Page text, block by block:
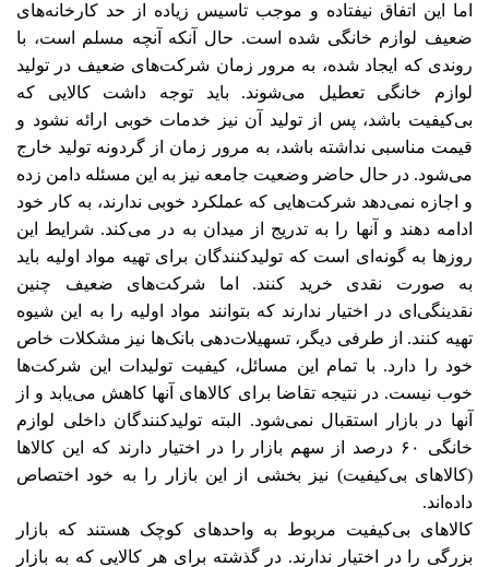
اما این اتفاق نیفتاده و موجب تاسیس زیاده از حد کارخانه‌های‌‌
ضعیف لوازم خانگی شده است. حال آنکه آنچه مسلم است، با
روندی که ایجاد شده، به مرور زمان شرکت‌های‌‌ ضعیف در تولید
لوازم خانگی تعطیل می‌‌‌شوند. باید توجه داشت کالایی که
بی‌کیفیت باشد، پس از تولید آن نیز خدمات خوبی ارائه نشود و
قیمت مناسبی نداشته باشد، به مرور زمان از گردونه تولید خارج
می‌‌‌شود. در حال حاضر وضعیت جامعه نیز به این مسئله دامن زده
و اجازه نمی‌دهد شرکت‌هایی که عملکرد خوبی ندارند، به کار خود
ادامه دهند و آنها را به تدریج از میدان به در می‌‌‌کند. شرایط این
روزها به گونه‌ای است که تولیدکنندگان برای تهیه مواد اولیه باید
به صورت نقدی خرید کنند. اما شرکت‌های‌‌ ضعیف چنین
نقدینگی‌ای در اختیار ندارند که بتوانند مواد اولیه را به این شیوه
تهیه کنند. از طرفی دیگر، تسهیلات‌دهی بانک‌ها ‌‌نیز مشکلات خاص
خود را دارد. با تمام این مسائل، کیفیت تولیدات این شرکت‌ها
خوب نیست. در نتیجه تقاضا برای کالاهای آنها کاهش می‌‌‌یابد و از
آنها در بازار استقبال نمی‌شود. البته تولیدکنندگان داخلی لوازم
خانگی ۶۰ درصد از سهم بازار را در اختیار دارند که این کالاها
(کالاهای بی‌کیفیت) نیز بخشی از این بازار را به خود اختصاص
داده‌اند.
کالاهای بی‌کیفیت مربوط به واحدهای کوچک هستند که بازار
بزرگی را در اختیار ندارند. در گذشته برای هر کالایی که به بازار